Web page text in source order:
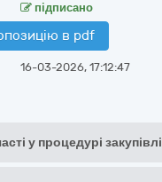
підписано
в pdf
16-03-2026, 17:12:47
у процедурі закупівлі